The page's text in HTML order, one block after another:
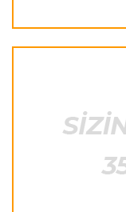
16:14 08.08.2026
“Kamandan
sevindirici